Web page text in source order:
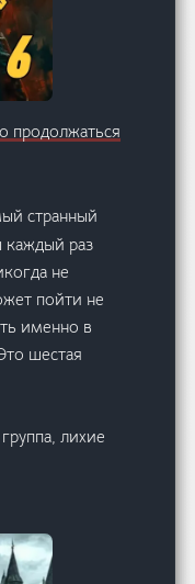
странный
каждый раз
не
пойти не
именно в
шестая
лихие